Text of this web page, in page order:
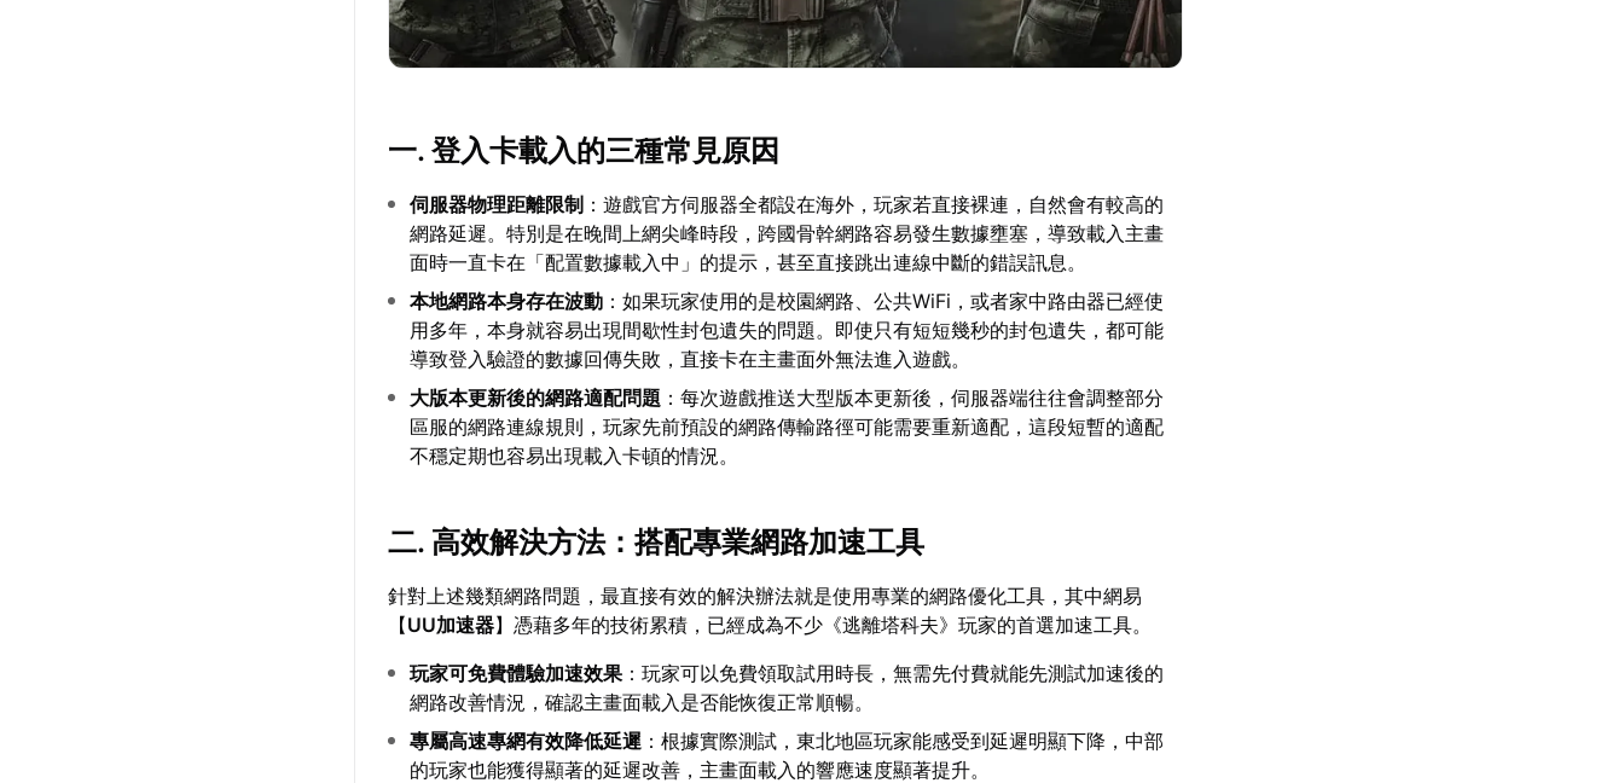
一. 登入卡載入的三種常見原因
伺服器物理距離限制 ：遊戲官方伺服器全都設在海外，玩家若直接裸連，自然會有較高的
網路延遲。特別是在晚間上網尖峰時段，跨國骨幹網路容易發生數據壅塞，導致載入主畫
面時一直卡在「配置數據載入中」的提示，甚至直接跳出連線中斷的錯誤訊息。
本地網路本身存在波動 ：如果玩家使用的是校園網路、公共WiFi，或者家中路由器已經使
用多年，本身就容易出現間歇性封包遺失的問題。即使只有短短幾秒的封包遺失，都可能
導致登入驗證的數據回傳失敗，直接卡在主畫面外無法進入遊戲。
大版本更新後的網路適配問題 ：每次遊戲推送大型版本更新後，伺服器端往往會調整部分
區服的網路連線規則，玩家先前預設的網路傳輸路徑可能需要重新適配，這段短暫的適配
不穩定期也容易出現載入卡頓的情況。
二. 高效解決方法：搭配專業網路加速工具
針對上述幾類網路問題，最直接有效的解決辦法就是使用專業的網路優化工具，其中網易
【UU加速器】憑藉多年的技術累積，已經成為不少《逃離塔科夫》玩家的首選加速工具。
玩家可免費體驗加速效果 ：玩家可以免費領取試用時長，無需先付費就能先測試加速後的
網路改善情況，確認主畫面載入是否能恢復正常順暢。
專屬高速專網有效降低延遲 ：根據實際測試，東北地區玩家能感受到延遲明顯下降，中部
的玩家也能獲得顯著的延遲改善，主畫面載入的響應速度顯著提升。